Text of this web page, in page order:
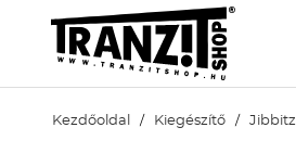
Kezdőoldal / Kiegészítő / Jibbitz